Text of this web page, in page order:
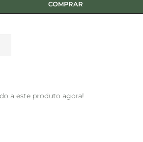
COMPRAR
a este produto agora!